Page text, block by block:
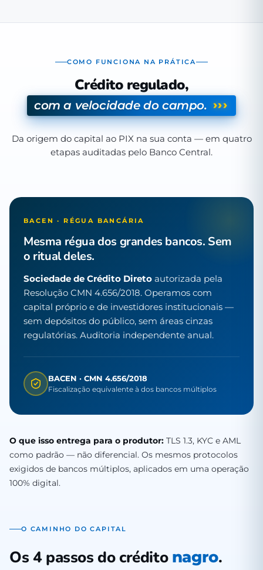
COMO FUNCIONA NA PRÁTICA
Crédito regulado,
com a velocidade do campo. ›››
Da origem do capital ao PIX na sua conta — em quatro
etapas auditadas pelo Banco Central.
BACEN · RÉGUA BANCÁRIA
Mesma régua dos grandes bancos. Sem
o ritual deles.
Sociedade de Crédito Direto autorizada pela
Resolução CMN 4.656/2018. Operamos com
capital próprio e de investidores institucionais —
sem depósitos do público, sem áreas cinzas
regulatórias. Auditoria independente anual.
BACEN · CMN 4.656/2018
Fiscalização equivalente à dos bancos múltiplos
O que isso entrega para o produtor: TLS 1.3, KYC e AML
como padrão — não diferencial. Os mesmos protocolos
exigidos de bancos múltiplos, aplicados em uma operação
100% digital.
O CAMINHO DO CAPITAL
Os 4 passos do crédito nagro.